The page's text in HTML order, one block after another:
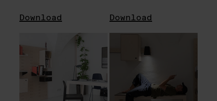
Download Download